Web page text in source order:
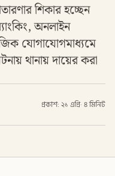
শিকার হচ্ছেন
অনলাইন
যোগাযোগমাধ্যমে
থানায় দায়ের করা
প্রকাশ: ২১ এপ্রি· ৪ মিনিট